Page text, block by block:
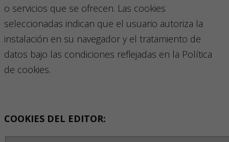
o servicios que se ofrecen. Las cookies
seleccionadas indican que el usuario autoriza la
instalación en su navegador y el tratamiento de
datos bajo las condiciones reflejadas en la Política
de cookies.
COOKIES DEL EDITOR: